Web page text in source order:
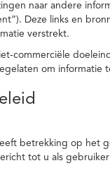
naar andere
Deze links en
verstrekt.
commerciële
om informatie
betrekking op het
tot u als